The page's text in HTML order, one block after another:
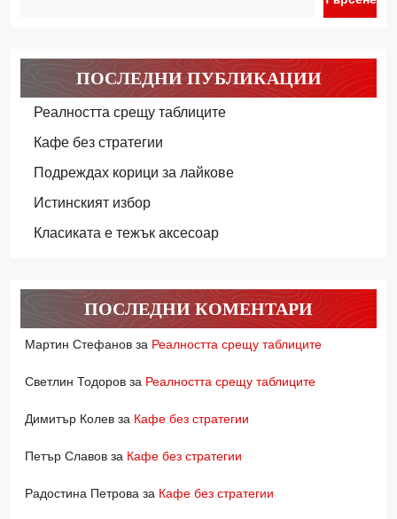
ПОСЛЕДНИ ПУБЛИКАЦИИ
Реалността срещу таблиците
Кафе без стратегии
Подреждах корици за лайкове
Истинският избор
Класиката е тежък аксесоар
ПОСЛЕДНИ КОМЕНТАРИ
Мартин Стефанов за Реалността срещу таблиците
Светлин Тодоров за Реалността срещу таблиците
Димитър Колев за Кафе без стратегии
Петър Славов за Кафе без стратегии
Радостина Петрова за Кафе без стратегии